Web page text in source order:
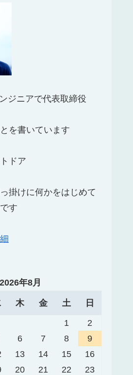
ジニアで代表取締役
を書いています
ドア
掛けに何かをはじめて
す
2026年8月
木 金 土 日
1
2
6 7 8
9
13 14 15
16
20 21 22
23